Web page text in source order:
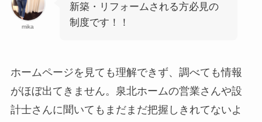
mika
新築・リフォームされる方必見の
制度です！！
ホームページを見ても理解できず、調べても情報
がほぼ出てきません。泉北ホームの営業さんや設
計士さんに聞いてもまだまだ把握しきれてないよ